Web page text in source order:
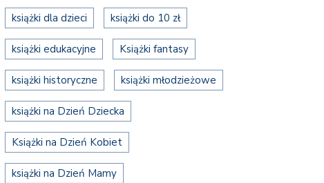
książki dla dzieci książki do 10 zł
książki edukacyjne Książki fantasy
książki historyczne książki młodzieżowe
książki na Dzień Dziecka
Książki na Dzień Kobiet
książki na Dzień Mamy